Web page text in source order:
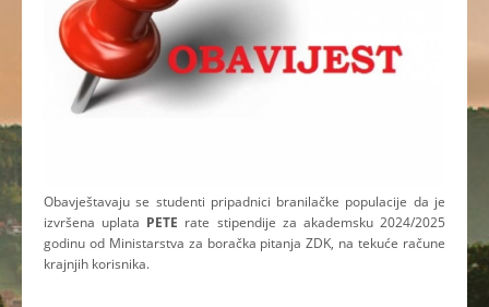
Obavještavaju se studenti pripadnici branilačke populacije da je
izvršena uplata PETE rate stipendije za akademsku 2024/2025
godinu od Ministarstva za boračka pitanja ZDK, na tekuće račune
krajnjih korisnika.